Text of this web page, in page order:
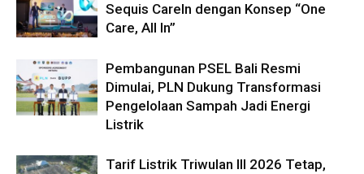
Sequis CareIn dengan Konsep “One
Care, All In”
Pembangunan PSEL Bali Resmi
Dimulai, PLN Dukung Transformasi
Pengelolaan Sampah Jadi Energi
Listrik
Tarif Listrik Triwulan III 2026 Tetap,